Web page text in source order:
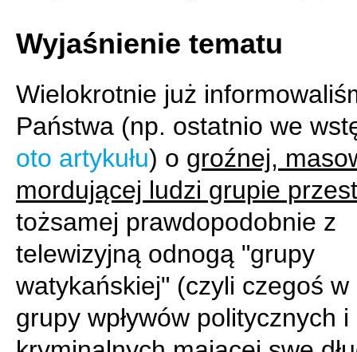
Wyjaśnienie tematu
Wielokrotnie już
Państwa (np. ostatnio we
oto artykułu) o groźnej,
mordującej ludzi grupie
tożsamej prawdopodobnie z
telewizyjną odnogą "grupy
watykańskiej" (czyli czegoś w
grupy wpływów politycznych i